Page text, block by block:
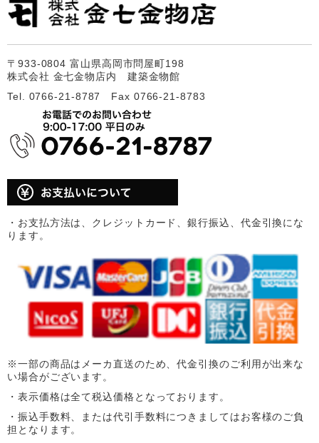
〒933-0804 富山県高岡市問屋町198
株式会社 金七金物店内 建築金物館
Tel. 0766-21-8787 Fax 0766-21-8783
・お支払方法は、クレジットカード、銀行振込、代金引換にな
ります。
※一部の商品はメーカ直送のため、代金引換のご利用が出来な
い場合がございます。
・表示価格は全て税込価格となっております。
・振込手数料、または代引手数料につきましてはお客様のご負
担となります。